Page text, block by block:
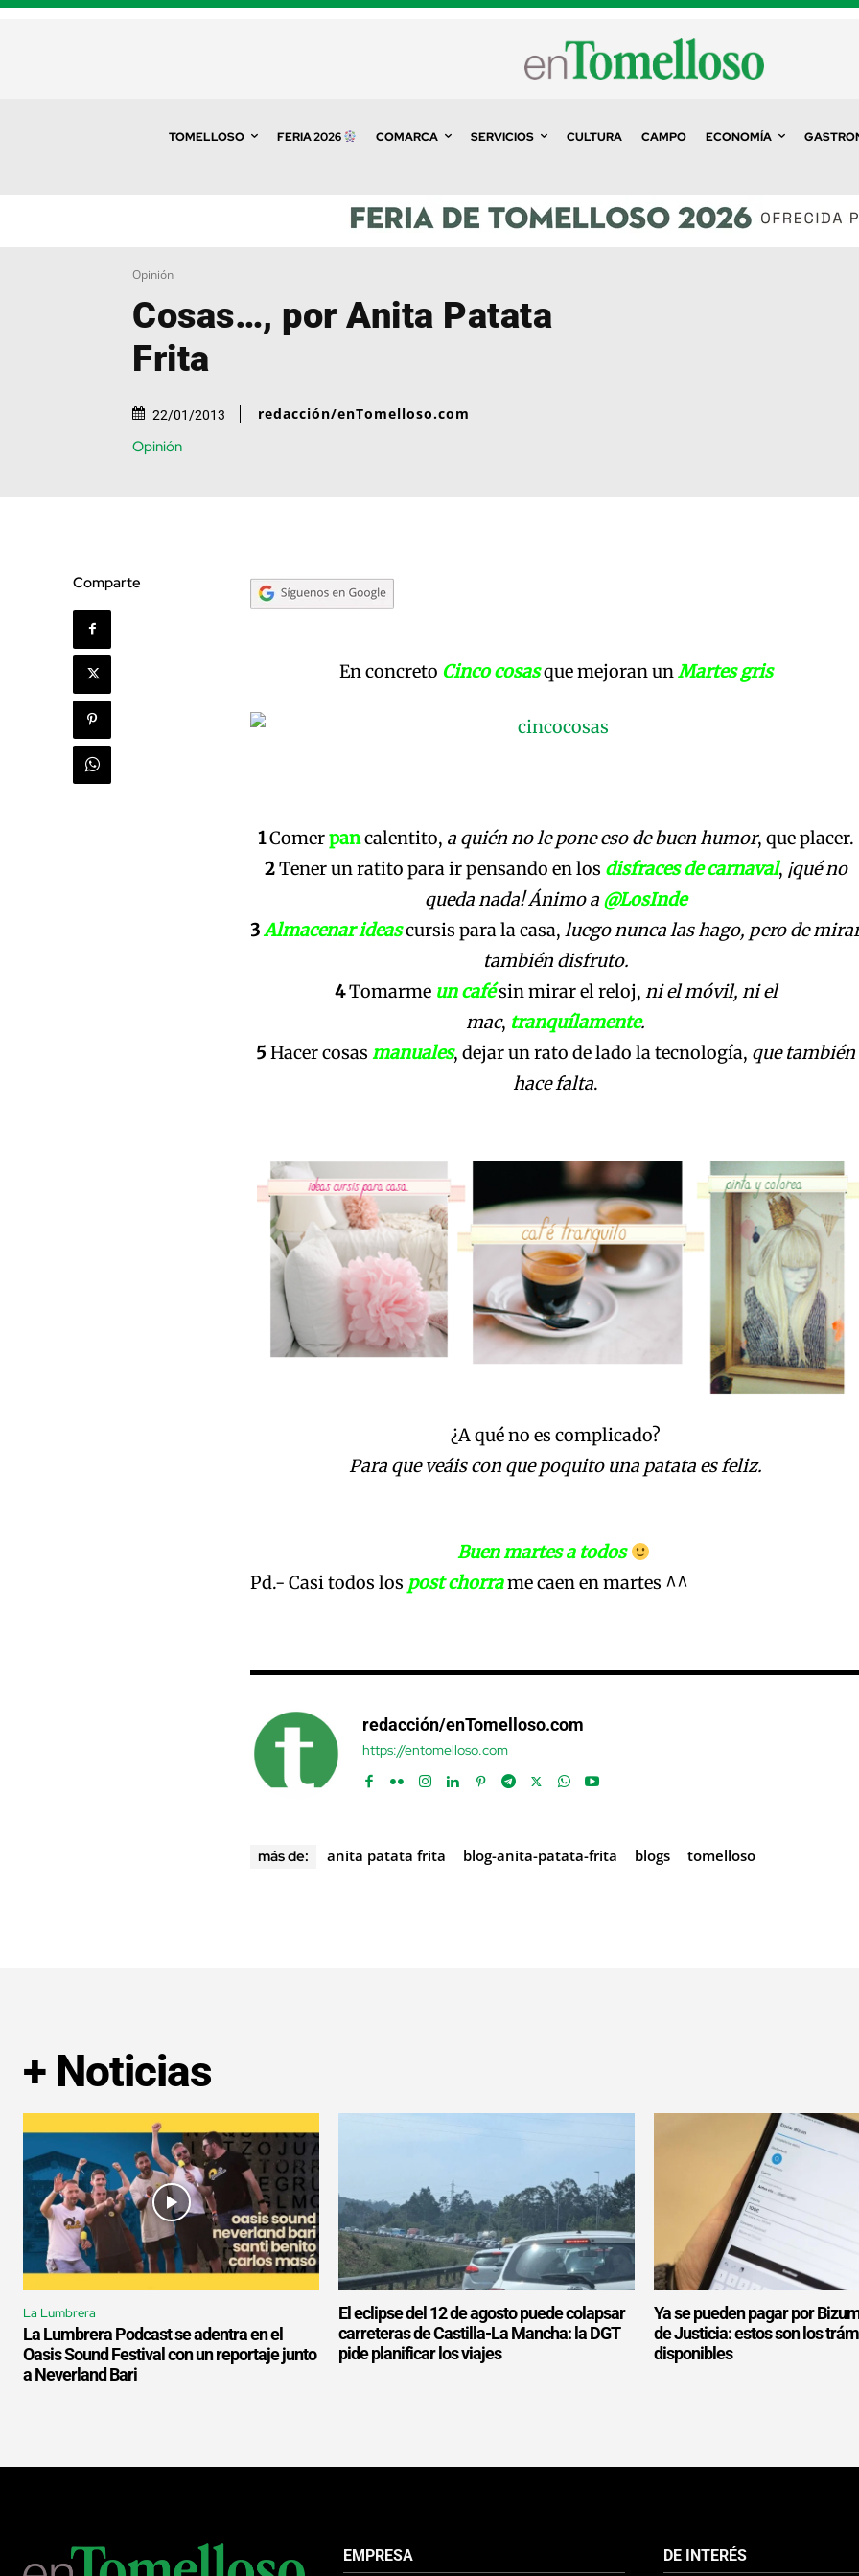
TOMELLOSO FERIA 2026 COMARCA SERVICIOS CULTURA CAMPO ECONOMÍA
Opinión
Cosas…, por Anita Patata
Frita
22/01/2013 redacción/enTomelloso.com
Opinión
Comparte
En concreto Cinco cosasque mejoran unMartes gris
1Comerpancalentito, a quién no le pone eso de buen humor, que placer.
2Tener un ratito para ir pensando en los disfraces de carnaval, ¡qué no
queda nada! Ánimo a @LosInde
3Almacenar ideascursis para la casa,luego nunca las hago, pero de
también disfruto.
4Tomarme un cafésin mirar el reloj, ni el móvil, ni el
mac, tranquílamente.
5 Hacer cosasmanuales, dejar un rato de lado la tecnología, que también
hace falta.
¿A qué no es complicado?
Para que veáis con que poquito una patata es feliz.
Buen martes a todos
Pd.- Casi todos los post chorrame caen en martes ^^
redacción/enTomelloso.com
https://entomelloso.com
más de: anita patata frita blog-anita-patata-frita blogs tomelloso
+ Noticias
La Lumbrera
La Lumbrera Podcast se adentra en el
Oasis Sound Festival con un reportaje junto
a Neverland Bari
El eclipse del 12 de agosto puede colapsar
carreteras de Castilla-La Mancha: la DGT
pide planificar los viajes
Ya se pueden pagar por
de Justicia: estos son los
disponibles
EMPRESA DE INTERÉS